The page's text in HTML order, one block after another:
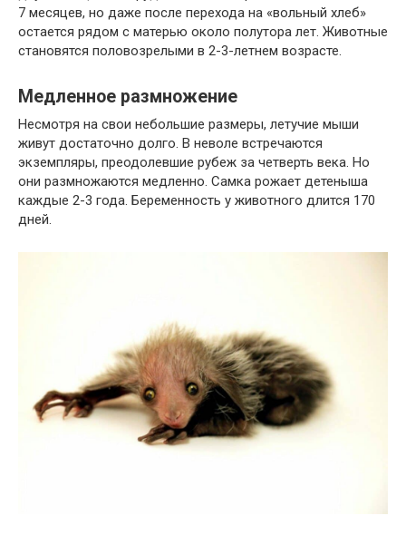
7 месяцев, но даже после перехода на «вольный хлеб»
остается рядом с матерью около полутора лет. Животные
становятся половозрелыми в 2-3-летнем возрасте.
Медленное размножение
Несмотря на свои небольшие размеры, летучие мыши
живут достаточно долго. В неволе встречаются
экземпляры, преодолевшие рубеж за четверть века. Но
они размножаются медленно. Самка рожает детеныша
каждые 2-3 года. Беременность у животного длится 170
дней.